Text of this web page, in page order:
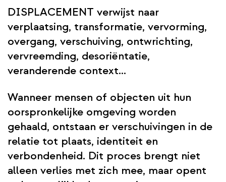
DISPLACEMENT verwijst naar
verplaatsing, transformatie, vervorming,
overgang, verschuiving, ontwrichting,
vervreemding, desoriëntatie,
veranderende context...
Wanneer mensen of objecten uit hun
oorspronkelijke omgeving worden
gehaald, ontstaan er verschuivingen in de
relatie tot plaats, identiteit en
verbondenheid. Dit proces brengt niet
alleen verlies met zich mee, maar opent